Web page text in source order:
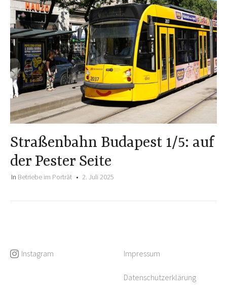
Straßenbahn Budapest 1/5: auf
der Pester Seite
In Betriebe im Porträt 2. Juli 2025
Instagram Impressum
Datenschutzerklärung